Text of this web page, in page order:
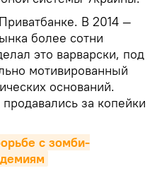
В 2014 —
более сотни
это варварски, под
мотивированный
оснований.
за копейки
с зомби-